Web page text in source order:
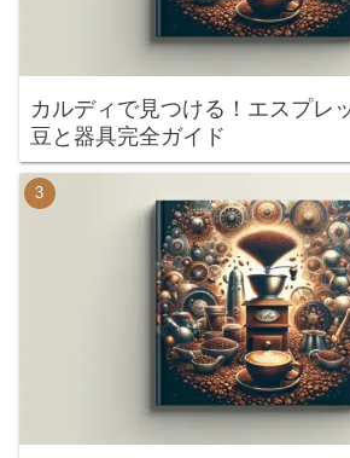
カルディで見つける！エスプレ
豆と器具完全ガイド